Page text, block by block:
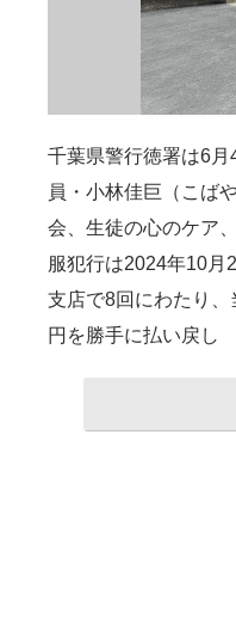
千葉県警行徳署は6月
員・小林佳巨（こば
会、生徒の心のケア
服犯行は2024年10月
支店で8回にわたり
円を勝手に払い戻し